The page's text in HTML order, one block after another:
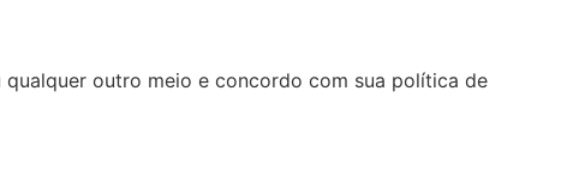
outro meio e concordo com sua política de